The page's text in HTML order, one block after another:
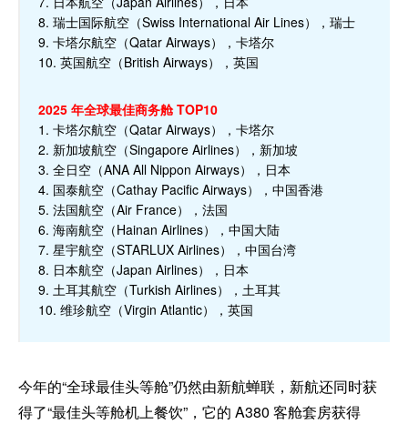
8. 瑞士国际航空（Swiss International Air Lines），瑞士
9. 卡塔尔航空（Qatar Airways），卡塔尔
10. 英国航空（British Airways），英国
2025 年全球最佳商务舱 TOP10
1. 卡塔尔航空（Qatar Airways），卡塔尔
2. 新加坡航空（Singapore Airlines），新加坡
3. 全日空（ANA All Nippon Airways），日本
4. 国泰航空（Cathay Pacific Airways），中国香港
5. 法国航空（Air France），法国
6. 海南航空（Hainan Airlines），中国大陆
7. 星宇航空（STARLUX Airlines），中国台湾
8. 日本航空（Japan Airlines），日本
9. 土耳其航空（Turkish Airlines），土耳其
10. 维珍航空（Virgin Atlantic），英国
今年的“全球最佳头等舱”仍然由新航蝉联，新航还同时获
得了“最佳头等舱机上餐饮”，它的 A380 客舱套房获得